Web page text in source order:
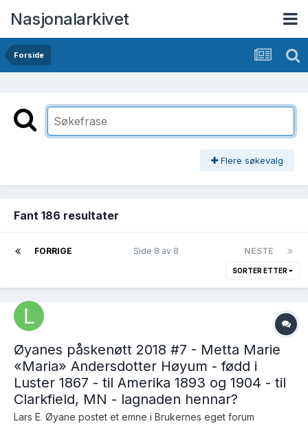
Nasjonalarkivet
Forside
Flere søkevalg
Fant 186 resultater
FORRIGE NESTE
Side 8 av 8
SORTER ETTER
Øyanes påskenøtt 2018 #7 - Metta Marie
«Maria» Andersdotter Høyum - fødd i
Luster 1867 - til Amerika 1893 og 1904 - til
Clarkfield, MN - lagnaden hennar?
Lars E. Øyane postet et emne i Brukernes eget forum